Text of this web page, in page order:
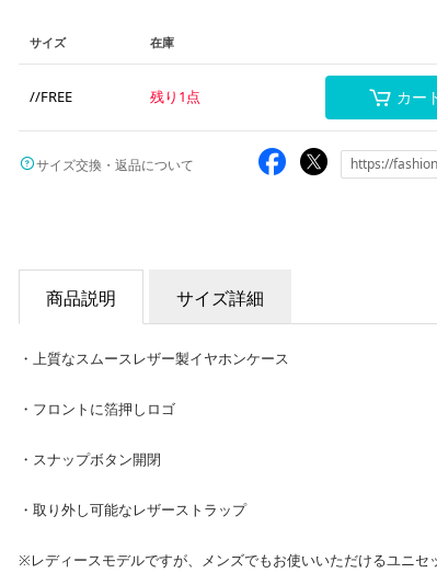
サイズ 在庫
//FREE 残り1点 カー
サイズ交換・返品について
商品説明 サイズ詳細
・上質なスムースレザー製イヤホンケース
・フロントに箔押しロゴ
・スナップボタン開閉
・取り外し可能なレザーストラップ
※レディースモデルですが、メンズでもお使いいただけるユニセ